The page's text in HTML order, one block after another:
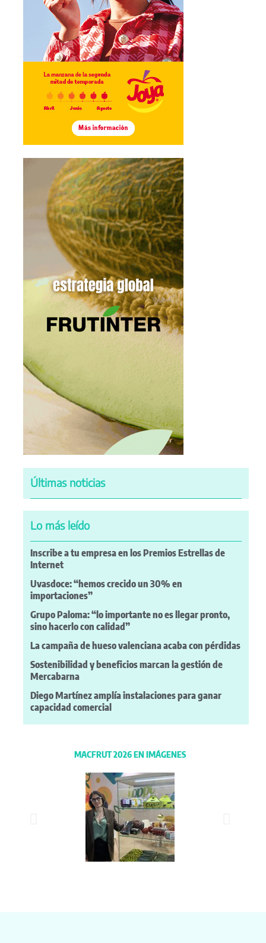
Últimas noticias
Lo más leído
Inscribe a tu empresa en los Premios Estrellas de
Internet
Uvasdoce: “hemos crecido un 30% en
importaciones”
Grupo Paloma: “lo importante no es llegar pronto,
sino hacerlo con calidad”
La campaña de hueso valenciana acaba con pérdidas
Sostenibilidad y beneficios marcan la gestión de
Mercabarna
Diego Martínez amplía instalaciones para ganar
capacidad comercial
MACFRUT 2026 EN IMÁGENES